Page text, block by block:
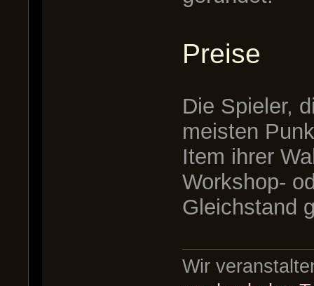
Preise
Die Spieler,
meisten
Item ihrer
Workshop-
Gleichstand
Wir